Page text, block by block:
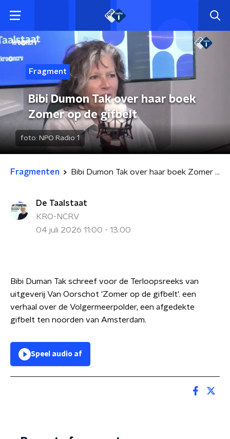
Fragment
Bibi Dumon Tak over haar boek
Zomer op de gifbelt
foto: NPO Radio 1
Fragmenten Bibi Dumon Tak over haar boek Zomer op de gifbelt
De Taalstaat
KRO-NCRV
04 juli 2026 11:00 - 13:00
Bibi Duman Tak schreef voor de Terloopsreeks van
uitgeverij Van Oorschot 'Zomer op de gifbelt'. een
verhaal over de Volgermeerpolder, een afgedekte
gifbelt ten noorden van Amsterdam.
Speel audio af